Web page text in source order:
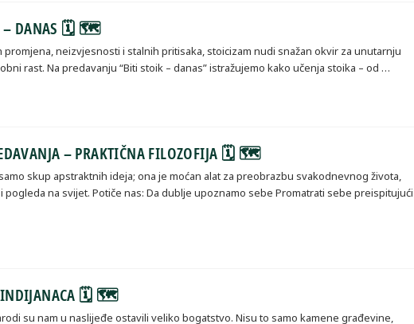
– DANAS 🗓 🗺
promjena, neizvjesnosti i stalnih pritisaka, stoicizam nudi snažan okvir za unutarnju
rast. Na predavanju “Biti stoik – danas” istražujemo kako učenja stoika – od …
– PRAKTIČNA FILOZOFIJA 🗓 🗺
skup apstraktnih ideja; ona je moćan alat za preobrazbu svakodnevnog života,
pogleda na svijet. Potiče nas: Da dublje upoznamo sebe Promatrati sebe preispitujući
INDIJANACA 🗓 🗺
su nam u naslijeđe ostavili veliko bogatstvo. Nisu to samo kamene građevine,